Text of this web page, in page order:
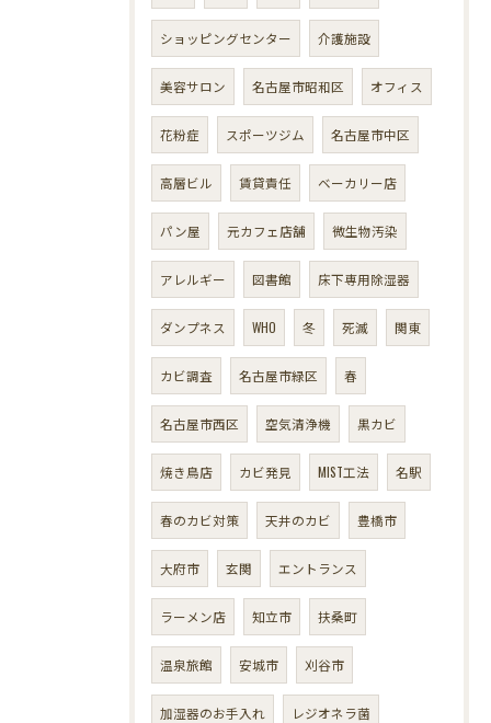
ショッピングセンター 介護施設
美容サロン 名古屋市昭和区 オフィス
花粉症 スポーツジム 名古屋市中区
高層ビル 賃貸責任 ベーカリー店
パン屋 元カフェ店舗 微生物汚染
アレルギー 図書館 床下専用除湿器
ダンプネス WHO 冬 死滅 関東
カビ調査 名古屋市緑区 春
名古屋市西区 空気清浄機 黒カビ
焼き鳥店 カビ発見 MIST工法 名駅
春のカビ対策 天井のカビ 豊橋市
大府市 玄関 エントランス
ラーメン店 知立市 扶桑町
温泉旅館 安城市 刈谷市
加湿器のお手入れ レジオネラ菌